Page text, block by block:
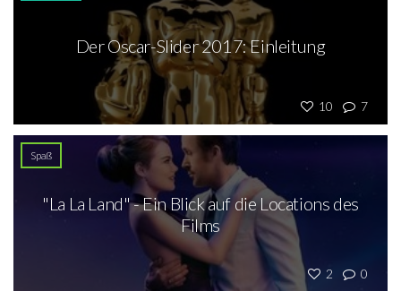
10 7
Der Oscar-Slider 2017: Einleitung
Spaß
2 0
"La La Land" - Ein Blick auf die Locations des
Films